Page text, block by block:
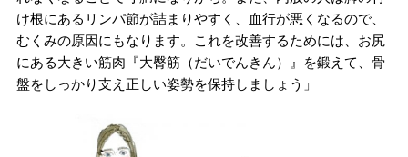
け根にあるリンパ節が詰まりやすく、血行が悪くなるので、
むくみの原因にもなります。これを改善するためには、お尻
にある大きい筋肉『大臀筋（だいでんきん）』を鍛えて、骨
盤をしっかり支え正しい姿勢を保持しましょう」